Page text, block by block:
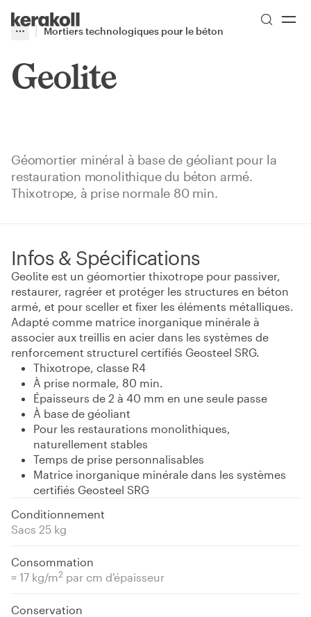
Go to Homepage
More
Toggle menu
Mortiers technologiques pour le béton
Geolite
Géomortier minéral à base de géoliant pour la
restauration monolithique du béton armé.
Thixotrope, à prise normale 80 min.
Infos & Spécifications
Geolite est un géomortier thixotrope pour passiver,
restaurer, ragréer et protéger les structures en béton
armé, et pour sceller et fixer les éléments métalliques.
Adapté comme matrice inorganique minérale à
associer aux treillis en acier dans les systèmes de
renforcement structurel certifiés Geosteel SRG.
Thixotrope, classe R4
À prise normale, 80 min.
Épaisseurs de 2 à 40 mm en une seule passe
À base de géoliant
Pour les restaurations monolithiques,
naturellement stables
Temps de prise personnalisables
Matrice inorganique minérale dans les systèmes
certifiés Geosteel SRG
Conditionnement
Sacs 25 kg
Consommation
≈ 17 kg/m2 par cm d'épaisseur
Conservation